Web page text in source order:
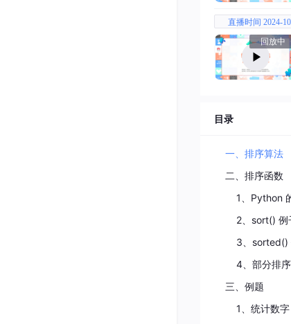
直播时间 2024-
回放中
目录
一、排序算法
二、排序函数
2、sort() 例
3、sorted()
4、部分排序
三、例题